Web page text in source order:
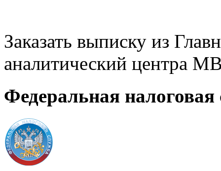
Заказать выписку из
аналитический центра
Федеральная налоговая